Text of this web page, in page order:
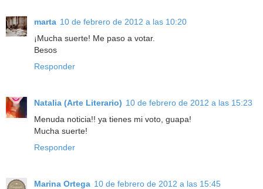
marta 10 de febrero de 2012 a las 10:20
¡Mucha suerte! Me paso a votar.
Besos
Responder
Natalia (Arte Literario) 10 de febrero de 2012 a las 15:23
Menuda noticia!! ya tienes mi voto, guapa!
Mucha suerte!
Responder
Marina Ortega 10 de febrero de 2012 a las 15:45